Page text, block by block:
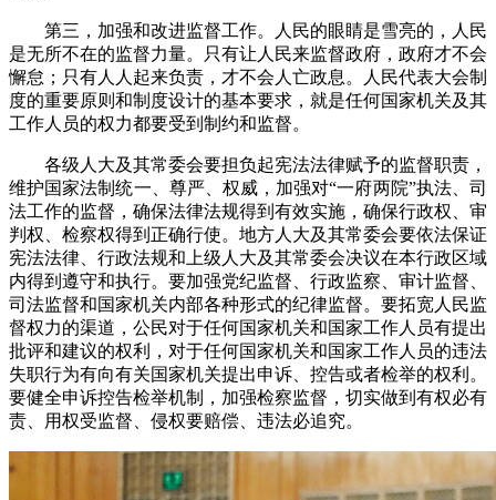
第三，加强和改进监督工作。人民的眼睛是雪亮的，人民
是无所不在的监督力量。只有让人民来监督政府，政府才不会
懈怠；只有人人起来负责，才不会人亡政息。人民代表大会制
度的重要原则和制度设计的基本要求，就是任何国家机关及其
工作人员的权力都要受到制约和监督。
各级人大及其常委会要担负起宪法法律赋予的监督职责，
维护国家法制统一、尊严、权威，加强对“一府两院”执法、司
法工作的监督，确保法律法规得到有效实施，确保行政权、审
判权、检察权得到正确行使。地方人大及其常委会要依法保证
宪法法律、行政法规和上级人大及其常委会决议在本行政区域
内得到遵守和执行。要加强党纪监督、行政监察、审计监督、
司法监督和国家机关内部各种形式的纪律监督。要拓宽人民监
督权力的渠道，公民对于任何国家机关和国家工作人员有提出
批评和建议的权利，对于任何国家机关和国家工作人员的违法
失职行为有向有关国家机关提出申诉、控告或者检举的权利。
要健全申诉控告检举机制，加强检察监督，切实做到有权必有
责、用权受监督、侵权要赔偿、违法必追究。